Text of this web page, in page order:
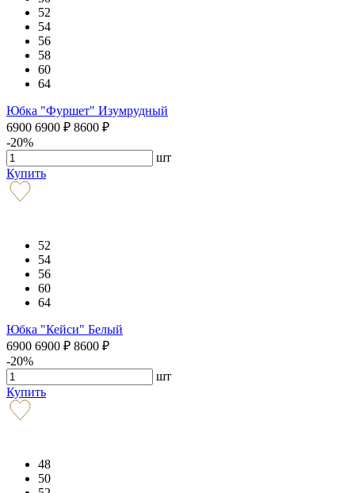
52
54
56
58
60
64
Юбка "Фуршет" Изумрудный
6900 6900 ₽ 8600 ₽
-20%
шт
Купить
52
54
56
60
64
Юбка "Кейси" Белый
6900 6900 ₽ 8600 ₽
-20%
шт
Купить
48
50